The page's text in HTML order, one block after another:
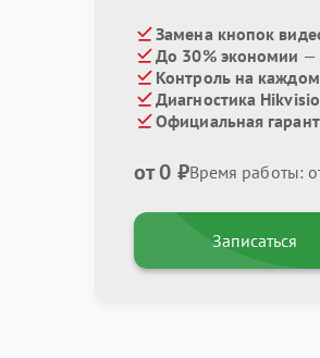
Замена кнопок
До 30% экономии —
Контроль на
Диагностика
Официальная
от 0 ₽Время работы:
Записаться